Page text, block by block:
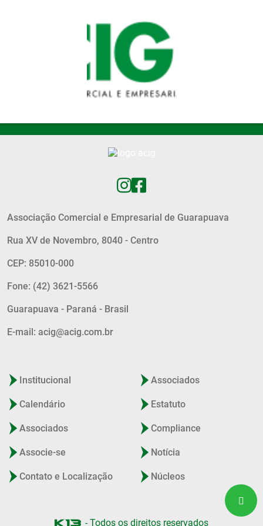
Associação Comercial e Empresarial de Guarapuava
Rua XV de Novembro, 8040 - Centro
CEP: 85010-000
Fone: (42) 3621-5566
Guarapuava - Paraná - Brasil
E-mail: acig@acig.com.br
Institucional
Calendário
Associados
Associe-se
Contato e Localização
Associados
Estatuto
Compliance
Notícia
Núcleos
- Todos os direitos reservados